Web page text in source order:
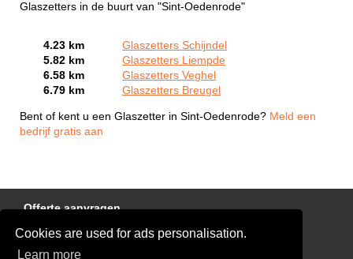
Cookies are used for ads personalisation.
Learn more
Glaszetters in de buurt van "Sint-Oedenrode"
4.23 km
Glaszetters Schijndel
5.82 km
Glaszetters Liempde
6.58 km
Glaszetters Veghel
6.79 km
Glaszetters Breugel
Bent of kent u een Glaszetter in Sint-Oedenrode? Meld een
bedrijf gratis aan
Offerte aanvragen
Links